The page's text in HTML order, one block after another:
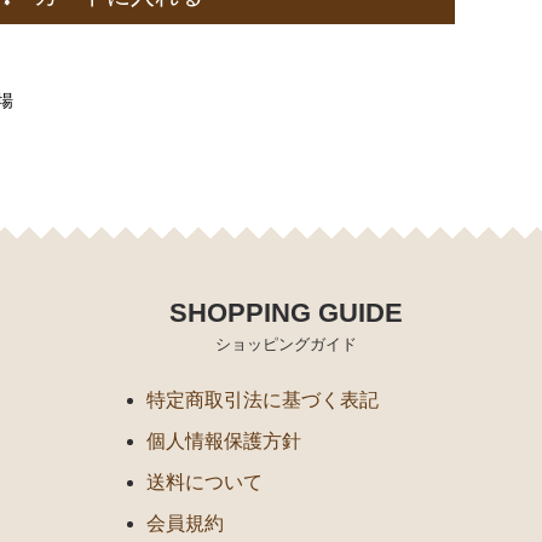
SHOPPING GUIDE
ショッピングガイド
特定商取引法に基づく表記
個人情報保護方針
送料について
会員規約